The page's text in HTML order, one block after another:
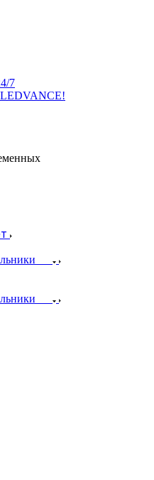
7
LEDVANCE!